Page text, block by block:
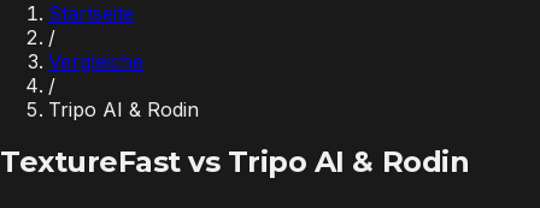
Startseite
/
Vergleiche
/
Tripo AI & Rodin
TextureFast vs Tripo AI & Rodin